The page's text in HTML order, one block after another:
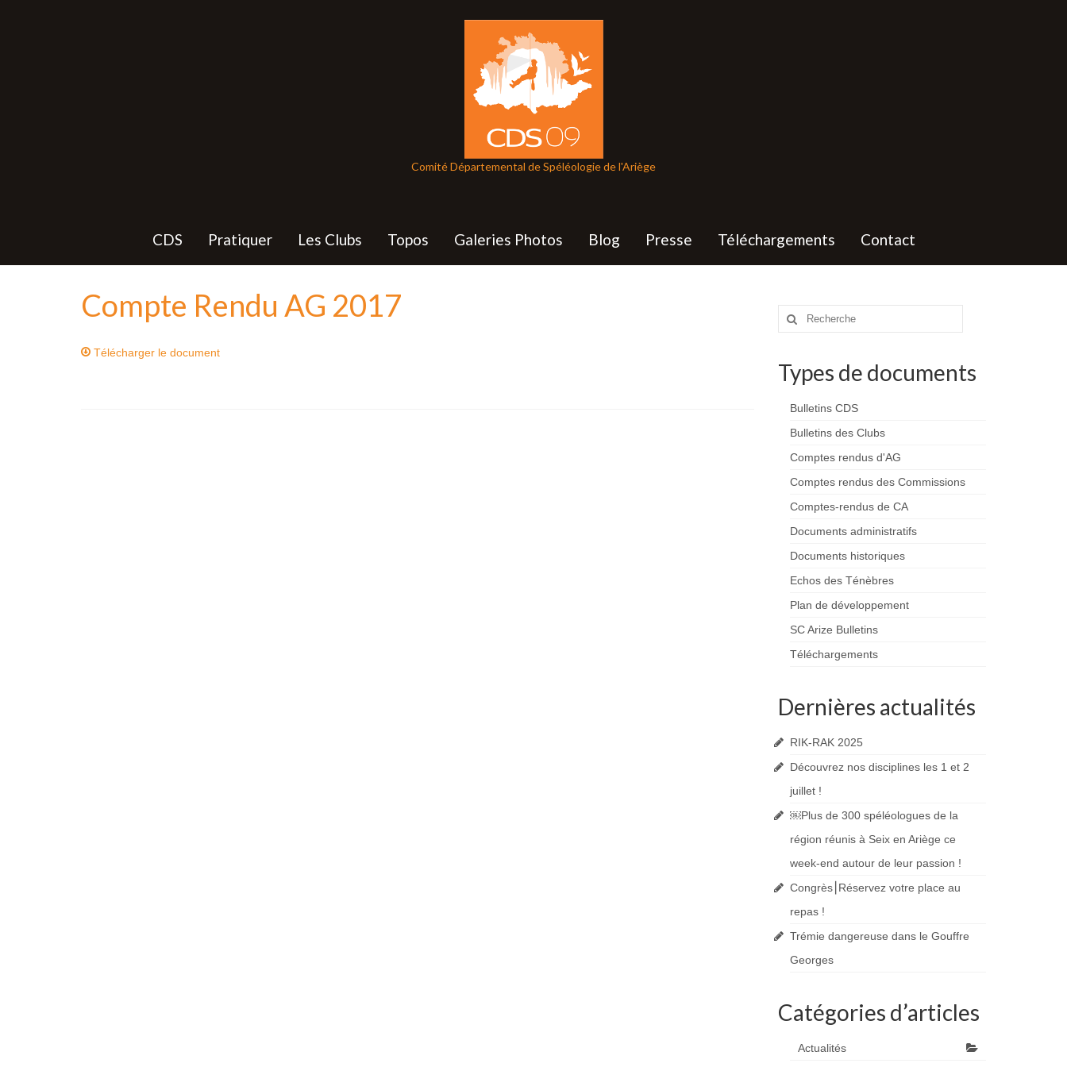
Comité Départemental de Spéléologie de l'Ariège
CDS Pratiquer Les Clubs Topos Galeries Photos Blog Presse Téléchargements Contact
Compte Rendu AG 2017
Télécharger le document
Rechercher
Types de documents
Bulletins CDS
Bulletins des Clubs
Comptes rendus d'AG
Comptes rendus des Commissions
Comptes-rendus de CA
Documents administratifs
Documents historiques
Echos des Ténèbres
Plan de développement
SC Arize Bulletins
Téléchargements
Dernières actualités
RIK-RAK 2025
Découvrez nos disciplines les 1 et 2
juillet !
￼Plus de 300 spéléologues de la
région réunis à Seix en Ariège ce
week-end autour de leur passion !
Congrès⎮Réservez votre place au
repas !
Trémie dangereuse dans le Gouffre
Georges
Catégories d’articles
Actualités